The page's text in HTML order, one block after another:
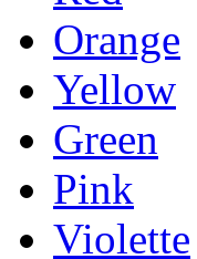
Orange
Yellow
Green
Pink
Violette